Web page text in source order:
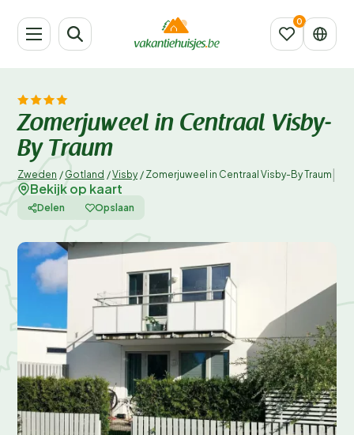
Zomerjuweel in Centraal Visby-
By Traum
Zweden / Gotland /Visby / Zomerjuweel in Centraal Visby-By Traum
Bekijk op kaart
Delen Opslaan